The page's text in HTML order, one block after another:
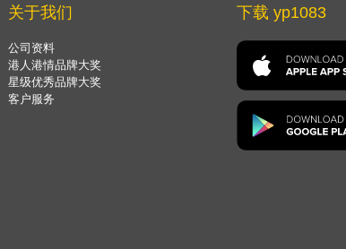
关于我们
公司资料
港人港情品牌大奖
星级优秀品牌大奖
客户服务
下载 yp1083